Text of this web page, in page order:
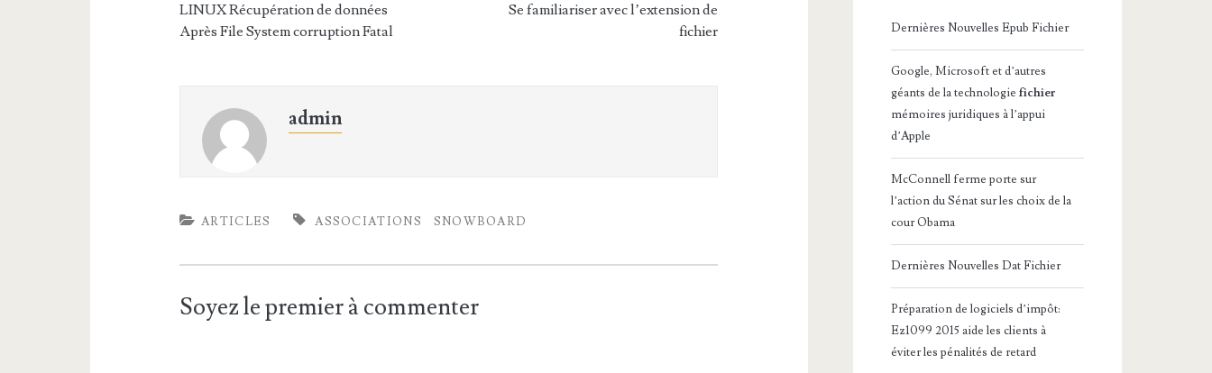
LINUX Récupération de données
Après File System corruption Fatal
Se familiariser avec l’extension de
fichier
admin
ARTICLES ASSOCIATIONS SNOWBOARD
Soyez le premier à commenter
Dernières Nouvelles Epub Fichier
Google, Microsoft et d’autres
géants de la technologiefichier
mémoires juridiques à l’appui
d’Apple
McConnell ferme porte sur
l’action du Sénat sur les choix de la
cour Obama
Dernières Nouvelles Dat Fichier
Préparation de logiciels d’impôt:
Ez1099 2015 aide les clients à
éviter les pénalités de retard